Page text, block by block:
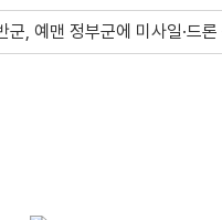
군, 예맨 정부군에 미사일·드론